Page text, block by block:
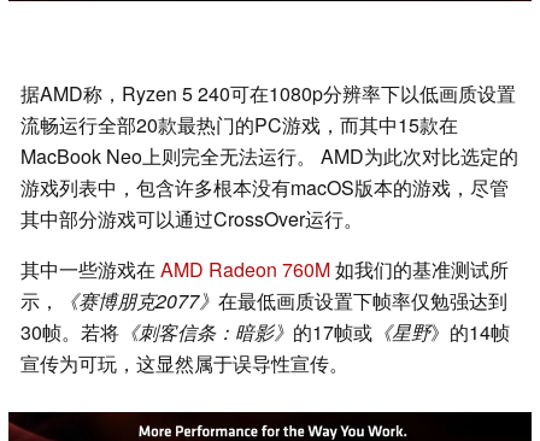
据AMD称，Ryzen 5 240可在1080p分辨率下以低画质设置
流畅运行全部20款最热门的PC游戏，而其中15款在
MacBook Neo上则完全无法运行。 AMD为此次对比选定的
游戏列表中，包含许多根本没有macOS版本的游戏，尽管
其中部分游戏可以通过CrossOver运行。
其中一些游戏在 AMD Radeon 760M如我们的基准测试所
示，
《赛博朋克2077》 在最低画质设置下帧率仅勉强达到
30帧。若将 《刺客信条：暗影》 的17帧或 《星野》的14帧
宣传为可玩，这显然属于误导性宣传。